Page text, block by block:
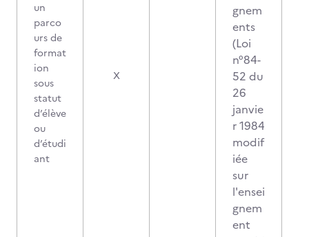
un
parco
urs de
format
ion
sous
statut
d’élève
ou
d’étudi
ant
X
gnem
ents
(Loi
n°84-
52 du
26
janvie
r 1984
modif
iée
sur
l'ensei
gnem
ent